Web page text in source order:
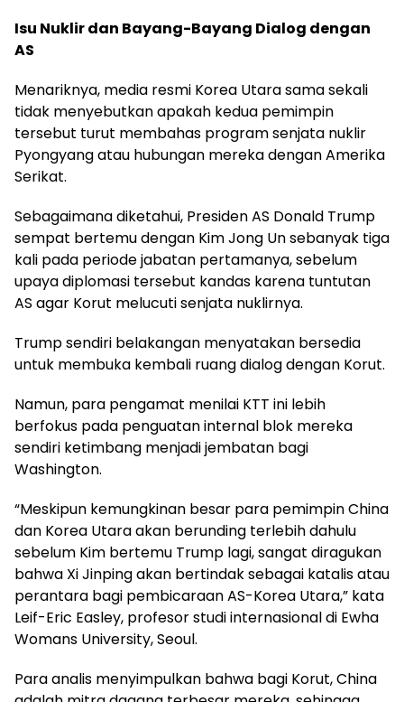
Isu Nuklir dan Bayang-Bayang Dialog dengan
AS
Menariknya, media resmi Korea Utara sama sekali
tidak menyebutkan apakah kedua pemimpin
tersebut turut membahas program senjata nuklir
Pyongyang atau hubungan mereka dengan Amerika
Serikat.
Sebagaimana diketahui, Presiden AS Donald Trump
sempat bertemu dengan Kim Jong Un sebanyak tiga
kali pada periode jabatan pertamanya, sebelum
upaya diplomasi tersebut kandas karena tuntutan
AS agar Korut melucuti senjata nuklirnya.
Trump sendiri belakangan menyatakan bersedia
untuk membuka kembali ruang dialog dengan Korut.
Namun, para pengamat menilai KTT ini lebih
berfokus pada penguatan internal blok mereka
sendiri ketimbang menjadi jembatan bagi
Washington.
“Meskipun kemungkinan besar para pemimpin China
dan Korea Utara akan berunding terlebih dahulu
sebelum Kim bertemu Trump lagi, sangat diragukan
bahwa Xi Jinping akan bertindak sebagai katalis atau
perantara bagi pembicaraan AS-Korea Utara,” kata
Leif-Eric Easley, profesor studi internasional di Ewha
Womans University, Seoul.
Para analis menyimpulkan bahwa bagi Korut, China